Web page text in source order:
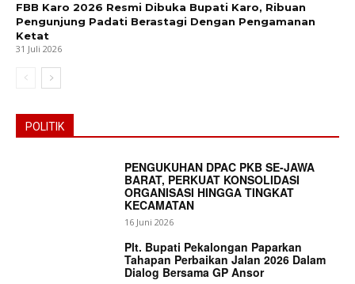
Magazine PRO
FBB Karo 2026 Resmi Dibuka Bupati Karo, Ribuan
Pengunjung Padati Berastagi Dengan Pengamanan
Ketat
31 Juli 2026
POLITIK
PENGUKUHAN DPAC PKB SE-JAWA
BARAT, PERKUAT KONSOLIDASI
ORGANISASI HINGGA TINGKAT
KECAMATAN
16 Juni 2026
Plt. Bupati Pekalongan Paparkan
Tahapan Perbaikan Jalan 2026 Dalam
Dialog Bersama GP Ansor